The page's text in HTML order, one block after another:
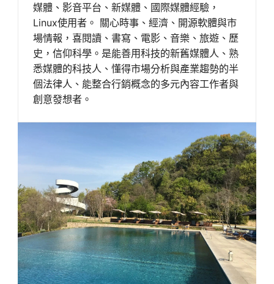
媒體、影音平台、新媒體、國際媒體經驗，
Linux使用者。 關心時事、經濟、開源軟體與市
場情報，喜閱讀、書寫、電影、音樂、旅遊、歷
史，信仰科學。是能善用科技的新舊媒體人、熟
悉媒體的科技人、懂得市場分析與產業趨勢的半
個法律人、能整合行銷概念的多元內容工作者與
創意發想者。